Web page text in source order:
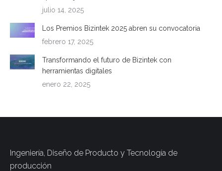
julio 14, 2025
Los Premios Bizintek 2025 abren su convocatoria
febrero 17, 2025
Transformando el futuro de Bizintek con
herramientas digitales
enero 22, 2025
Ingeniería, Diseño de Producto y Tecnología de
producción